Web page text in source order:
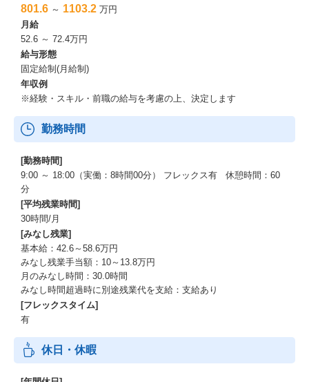
801.6 ～ 1103.2 万円
月給
52.6 ～ 72.4万円
給与形態
固定給制(月給制)
年収例
※経験・スキル・前職の給与を考慮の上、決定します
勤務時間
[勤務時間]
9:00 ～ 18:00（実働：8時間00分） フレックス有 休憩時間：60
分
[平均残業時間]
30時間/月
[みなし残業]
基本給：42.6～58.6万円
みなし残業手当額：10～13.8万円
月のみなし時間：30.0時間
みなし時間超過時に別途残業代を支給：支給あり
[フレックスタイム]
有
休日・休暇